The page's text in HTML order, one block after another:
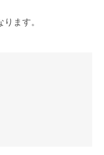
ます。